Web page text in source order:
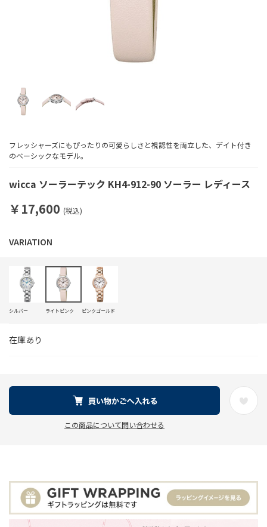
wicca ソーラーテック KH4-912-90 ソーラー レディース
フレッシャーズにもぴったりの可愛らしさと視認性を両立した、デイト付き
のベーシックなモデル。
￥17,600 (税込)
在庫あり
シルバー ライトピンク ピンクゴールド
この商品について問い合わせる